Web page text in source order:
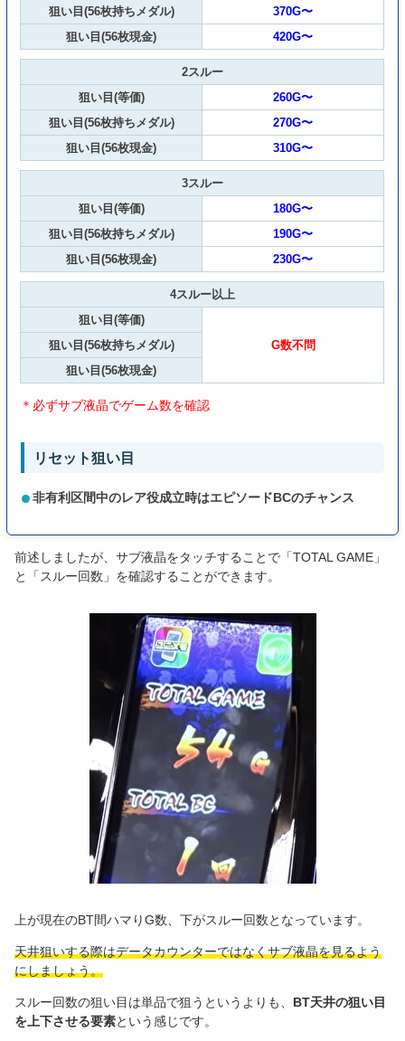
狙い目(56枚持ちメダル)
370G〜
狙い目(56枚現金)
420G〜
2スルー
狙い目(等価)
260G〜
狙い目(56枚持ちメダル)
270G〜
狙い目(56枚現金)
310G〜
3スルー
狙い目(等価)
180G〜
狙い目(56枚持ちメダル)
190G〜
狙い目(56枚現金)
230G〜
4スルー以上
狙い目(等価)
G数不問
狙い目(56枚持ちメダル)
狙い目(56枚現金)
＊必ずサブ液晶でゲーム数を確認
リセット狙い目
非有利区間中のレア役成立時はエピソードBCのチャンス
前述しましたが、サブ液晶をタッチすることで「TOTAL GAME」
と「スルー回数」を確認することができます。
上が現在のBT間ハマりG数、下がスルー回数となっています。
天井狙いする際はデータカウンターではなくサブ液晶を見るよう
にしましょう。
スルー回数の狙い目は単品で狙うというよりも、 BT天井の狙い目
を上下させる要素という感じです。